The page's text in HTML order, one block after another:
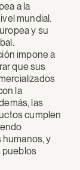
a la
mundial.
y su
impone a
que sus
la
las
cumplen
y
pueblos